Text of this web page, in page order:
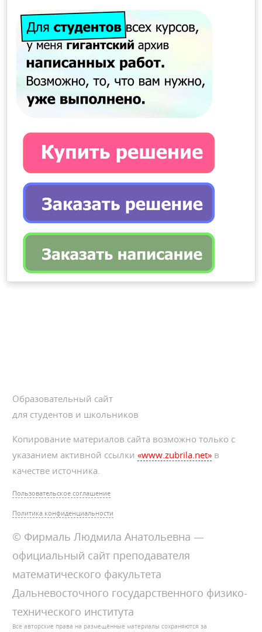
Образовательный сайт
для студентов и школьников
Копирование материалов сайта возможно только с
указанием активной ссылки«www.zubrila.net» в
качестве источника.
Пользовательское соглашение
Политика конфиденциальности
© Фирмаль Людмила Анатольевна —
официальный сайт преподавателя
математического факультета
Дальневосточного государственного физико-
технического института
Все авторские права на размещённые материалы сохраняются за